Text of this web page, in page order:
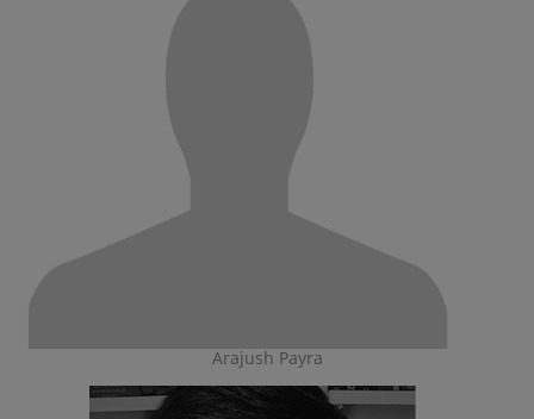
Arajush Payra